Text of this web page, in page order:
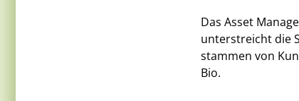
Das Asset
unterstreicht die
stammen von
Bio.